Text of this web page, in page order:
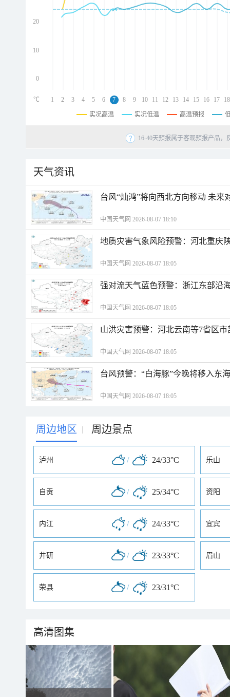
20
10
0
1 2 3 4 5 6 7 8 9 10 11 12 13 14 15 16 17 18
℃
实况高温 实况低温 高温预报
16-40天预报属于客观预报产品
天气资讯
台风“灿鸿”将向西北方向移动 未来
中国天气网 2026-08-07 18:10
地质灾害气象风险预警：河北重庆
中国天气网 2026-08-07 18:05
强对流天气蓝色预警：浙江东部沿
中国天气网 2026-08-07 18:05
山洪灾害预警：河北云南等7省区
中国天气网 2026-08-07 18:05
台风预警：“白海豚”今晚将移入东
中国天气网 2026-08-07 18:05
周边地区 | 周边景点
泸州 / 24/33°C 乐山
自贡 / 25/34°C 资阳
内江 / 24/33°C 宜宾
井研 / 23/33°C 眉山
荣县 / 23/31°C
高清图集